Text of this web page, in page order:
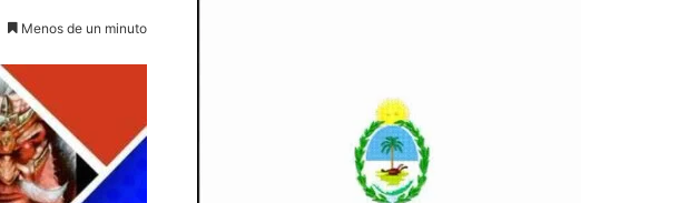
Menos de un minuto